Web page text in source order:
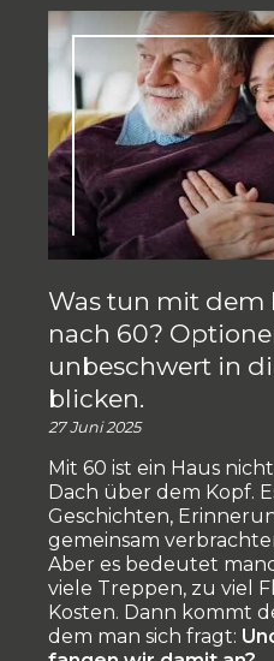
Was tun mit dem
nach 60?
unbeschwert in
blicken.
27 Juni 2025
Mit 60 ist ein Haus
Dach über dem Kopf.
Geschichten,
gemeinsam
Aber es bedeutet
viele Treppen, zu viel
Kosten. Dann kommt
dem man sich fragt: